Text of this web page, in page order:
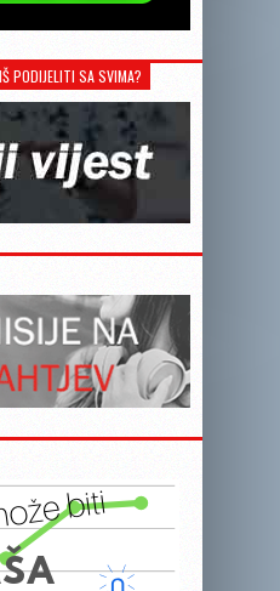
PODIJELITI SA SVIMA?